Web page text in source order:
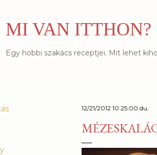
MI VAN ITTHON?
Egy hobbi szakács receptjei. Mit lehet
12/21/2012 10:25:00 du.